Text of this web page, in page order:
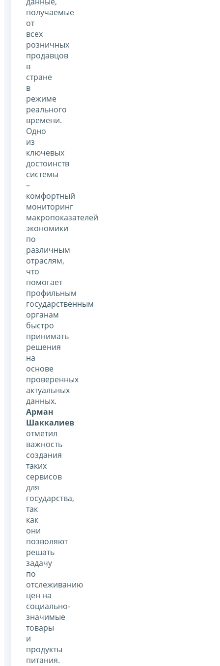
получаемые
от
всех
розничных
продавцов
в
стране
в
режиме
реального
времени.
Одно
из
ключевых
достоинств
системы
–
комфортный
мониторинг
макропоказателей
экономики
по
различным
отраслям,
что
помогает
профильным
государственным
органам
быстро
принимать
решения
на
основе
проверенных
актуальных
данных.
Арман
Шаккалиев
отметил
важность
создания
таких
сервисов
для
государства,
так
как
они
позволяют
решать
задачу
по
отслеживанию
цен на
социально-
значимые
товары
и
продукты
питания.